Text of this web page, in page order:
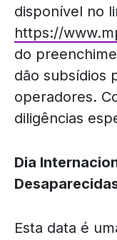
disponível no
https://
do
dão subsídios
operadores.
diligências
Dia
Esta data é